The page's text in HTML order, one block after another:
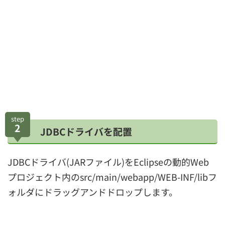
step
2 JDBCドライバを配置
JDBCドライバ(JARファイル)をEclipseの動的Web
プロジェクト内のsrc/main/webapp/WEB-INF/libフ
ォルダにドラッグアンドドロップします。